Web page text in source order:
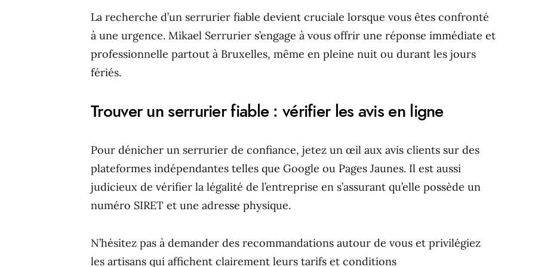
La recherche d’un serrurier fiable devient cruciale lorsque vous êtes confronté
à une urgence. Mikael Serrurier s’engage à vous offrir une réponse immédiate et
professionnelle partout à Bruxelles, même en pleine nuit ou durant les jours
fériés.
Trouver un serrurier fiable : vérifier les avis en ligne
Pour dénicher un serrurier de confiance, jetez un œil aux avis clients sur des
plateformes indépendantes telles que Google ou Pages Jaunes. Il est aussi
judicieux de vérifier la légalité de l’entreprise en s’assurant qu’elle possède un
numéro SIRET et une adresse physique.
N’hésitez pas à demander des recommandations autour de vous et privilégiez
les artisans qui affichent clairement leurs tarifs et conditions